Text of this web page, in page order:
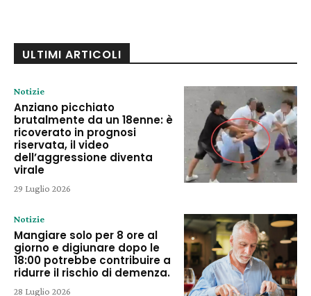
ULTIMI ARTICOLI
Notizie
Anziano picchiato
brutalmente da un 18enne: è
ricoverato in prognosi
riservata, il video
dell’aggressione diventa
virale
29 Luglio 2026
Notizie
Mangiare solo per 8 ore al
giorno e digiunare dopo le
18:00 potrebbe contribuire a
ridurre il rischio di demenza.
28 Luglio 2026